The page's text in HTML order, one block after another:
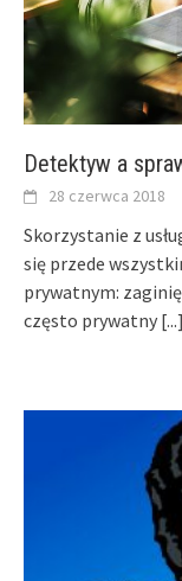
Detektyw a
28 czerwca 2018
Skorzystanie z
się przede
prywatnym:
często prywatny [...]